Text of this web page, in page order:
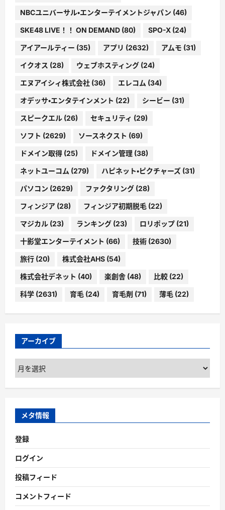
NBCユニバーサル・エンターテイメントジャパン (46)
SKE48 LIVE！！ ON DEMAND (80) SPO-X (24)
アイアールティー (35) アプリ (2632) アムモ (31)
イクオス (28) ウェブホスティング (24)
エヌアイシィ株式会社 (36) エレコム (34)
オデッサ・エンタテインメント (22) シービー (31)
スピークエル (26) セキュリティ (29)
ソフト (2629) ソースネクスト (69)
ドメイン取得 (25) ドメイン管理 (38)
ネットユーコム (279) ハピネット・ピクチャーズ (31)
パソコン (2629) ファクタリング (28)
フィンジア (28) フィンジア初期脱毛 (22)
マジカル (23) ランキング (23) ロリポップ (21)
十影堂エンターテイメント (66) 技術 (2630)
旅行 (20) 株式会社AHS (54)
株式会社デネット (40) 楽創舎 (48) 比較 (22)
科学 (2631) 育毛 (24) 育毛剤 (71) 薄毛 (22)
アーカイブ
ア
ー
カ
ブ
メタ情報
登録
ログイン
投稿フィード
コメントフィード